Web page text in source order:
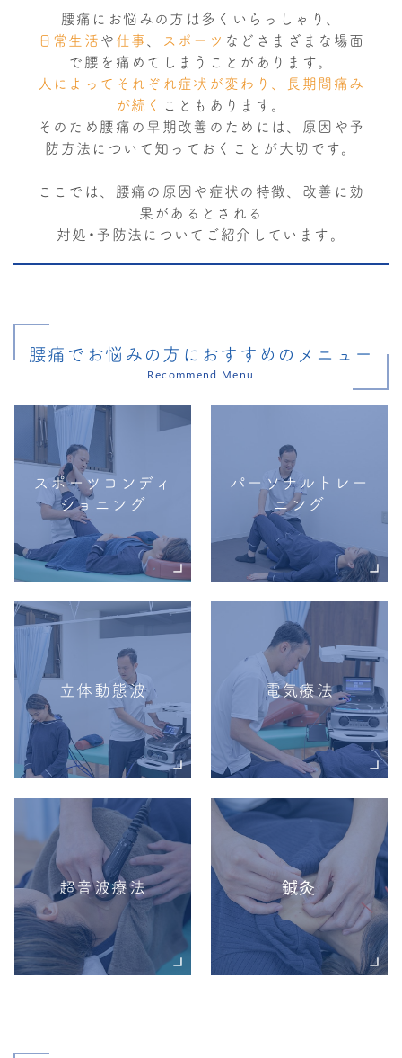
腰痛にお悩みの方は多くいらっしゃり、
日常生活や仕事、 スポーツ などさまざまな場面
で腰を痛めてしまうことがあります。
人によってそれぞれ症状が変わり、長期間痛み
が続く こともあります。
そのため腰痛の早期改善のためには、原因や予
防方法について知っておくことが大切です。
ここでは、腰痛の原因や症状の特徴、改善に効
果があるとされる
対処・予防法についてご紹介しています。
腰痛でお悩みの方におすすめのメニュー
Recommend Menu
スポーツコンディ
ショニング
パーソナルトレー
ニング
立体動態波 電気療法
超音波療法 鍼灸